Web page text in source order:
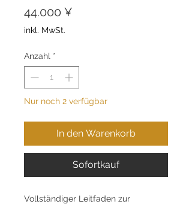
44.000 ¥
inkl. MwSt.
Anzahl *
Nur noch 2 verfügbar
In den Warenkorb
Sofortkauf
Vollständiger Leitfaden zur